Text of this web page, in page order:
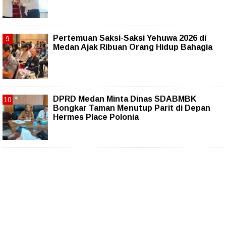
Pertemuan Saksi-Saksi Yehuwa 2026 di
Medan Ajak Ribuan Orang Hidup Bahagia
DPRD Medan Minta Dinas SDABMBK
Bongkar Taman Menutup Parit di Depan
Hermes Place Polonia